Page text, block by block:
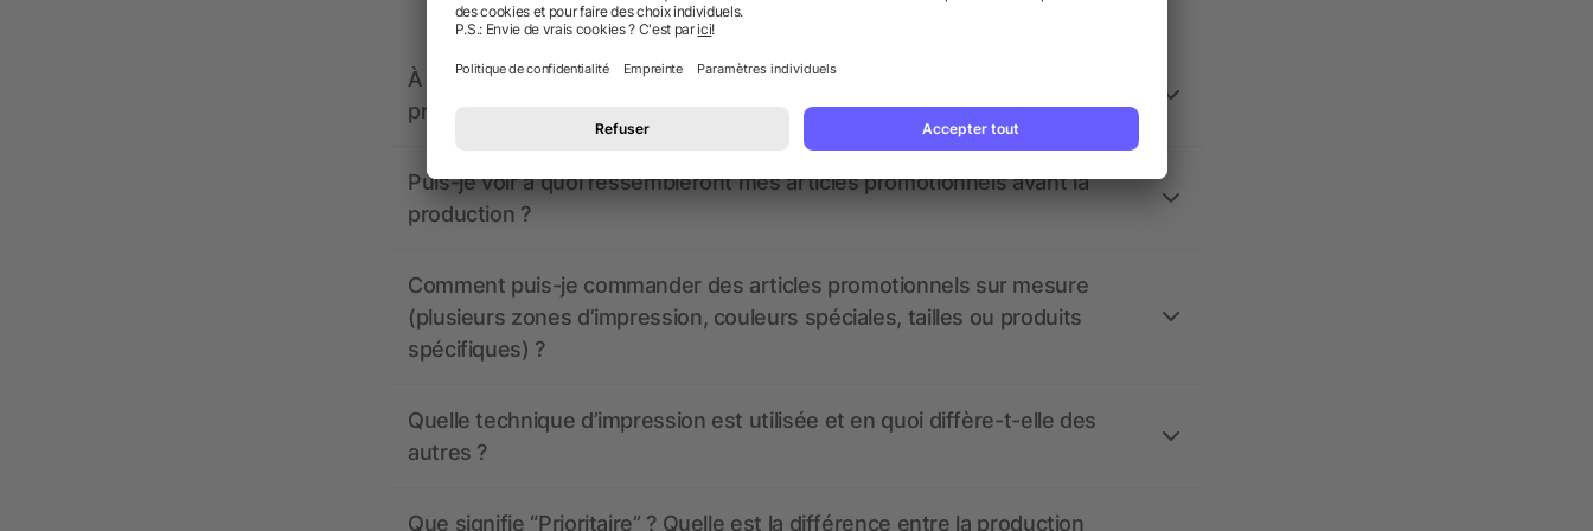
À quoi doivent ressembler les données d’impression ? allbranded
propose-t-il un service pour les créer ?
Puis-je voir à quoi ressembleront mes articles promotionnels avant la
production ?
Comment puis-je commander des articles promotionnels sur mesure
(plusieurs zones d’impression, couleurs spéciales, tailles ou produits
spécifiques) ?
Quelle technique d’impression est utilisée et en quoi diffère-t-elle des
autres ?
Que signifie “Prioritaire” ? Quelle est la différence entre la production